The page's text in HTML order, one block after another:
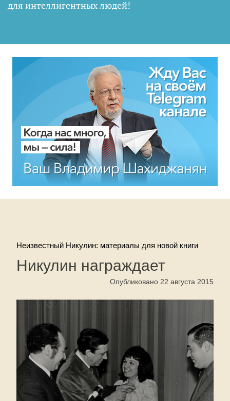
для интеллигентных людей!
Неизвестный Никулин: материалы для новой книги
Никулин награждает
Опубликовано 22 августа 2015